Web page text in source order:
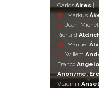
Carlos Aires
�
Markus
A Jean-Michel
Richard
�
Manuel
A Willem
Franco
Anonyme,
Vladimir